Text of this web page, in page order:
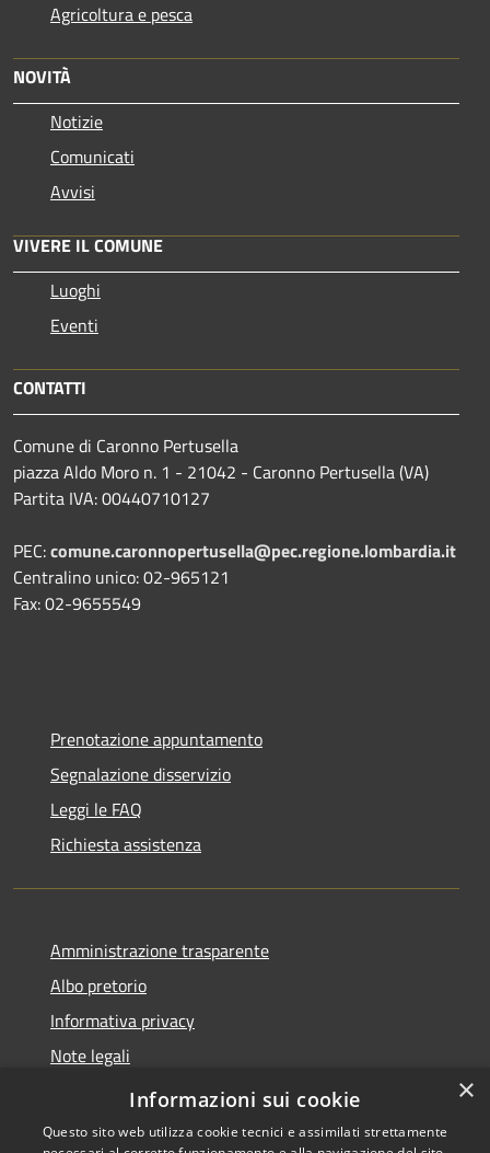
Agricoltura e pesca
NOVITÀ
Notizie
Comunicati
Avvisi
VIVERE IL COMUNE
Luoghi
Eventi
CONTATTI
Comune di Caronno Pertusella
piazza Aldo Moro n. 1 - 21042 - Caronno Pertusella (VA)
Partita IVA: 00440710127
PEC:comune.caronnopertusella@pec.regione.lombardia.it
Centralino unico: 02-965121
Fax: 02-9655549
Prenotazione appuntamento
Segnalazione disservizio
Leggi le FAQ
Richiesta assistenza
Amministrazione trasparente
Albo pretorio
Informativa privacy
Note legali
Dichiarazione di accessibilità
×
Informazioni sui cookie
Questo sito web utilizza cookie tecnici e assimilati strettamente